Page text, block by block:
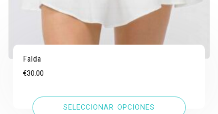
Falda
€30.00
SELECCIONAR OPCIONES